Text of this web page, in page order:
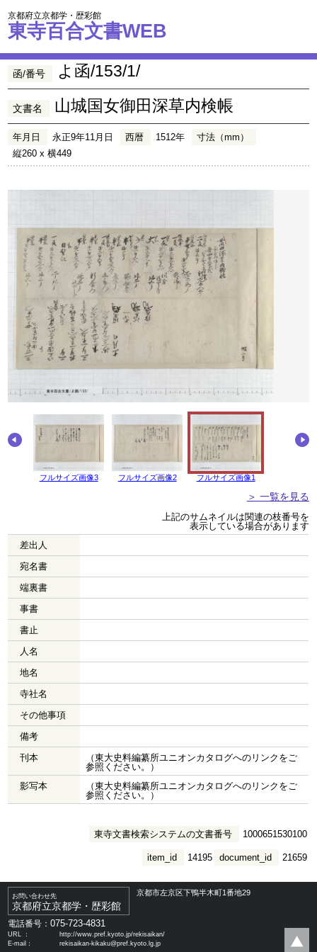
京都府立京都学・歴彩館
東寺百合文書WEB
函/番号 よ函/153/1/
文書名 山城国女御田深草内検帳
年月日 永正9年11月日 西暦 1512年
寸法（mm）
縦260 x 横449
フルサイズ画像3 フルサイズ画像2 フルサイズ画像1
＞ 一覧を見る
上記のサムネイルは関連の枝番号を
表示している場合があります
差出人
宛名書
端裏書
事書
書止
人名
地名
寺社名
その他事項
備考
刊本
（東大史料編纂所ユニオンカタログへのリンクをご
参照ください。）
影写本
（東大史料編纂所ユニオンカタログへのリンクをご
参照ください。）
東寺文書検索システムの文書番号 1000651530100
document_id 21659
item_id 14195
お問い合わせ先
京都府立京都学・歴彩館
京都市左京区下鴨半木町1番地29
電話番号：075-723-4831
URL ：
http://www.pref.kyoto.jp/rekisaikan/
E-mail：
rekisaikan-kikaku@pref.kyoto.lg.jp